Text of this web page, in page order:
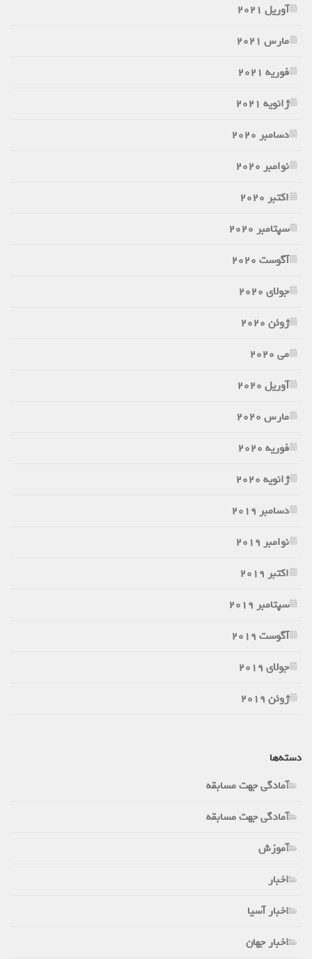
آوریل 2021
مارس 2021
فوریه 2021
ژانویه 2021
دسامبر 2020
نوامبر 2020
اکتبر 2020
سپتامبر 2020
آگوست 2020
جولای 2020
ژوئن 2020
می 2020
آوریل 2020
مارس 2020
فوریه 2020
ژانویه 2020
دسامبر 2019
نوامبر 2019
اکتبر 2019
سپتامبر 2019
آگوست 2019
جولای 2019
ژوئن 2019
دسته‌ها
آمادگی جهت مسابقه
آمادگی جهت مسابقه
آموزش
اخبار
اخبار آسیا
اخبار جهان